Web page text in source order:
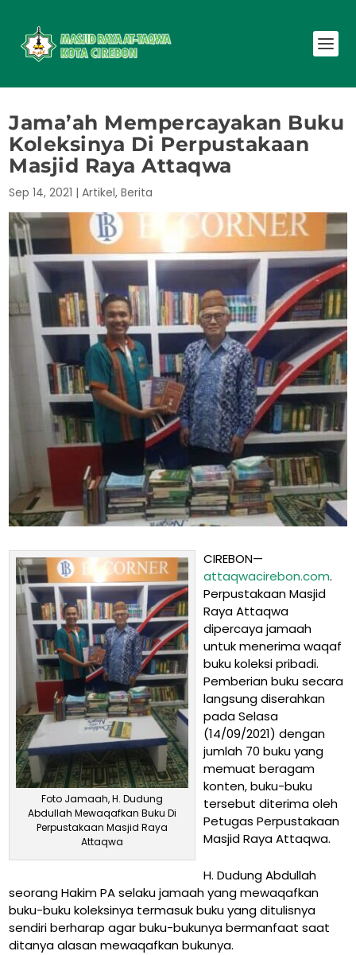
Jama’ah Mempercayakan Buku
Koleksinya Di Perpustakaan
Masjid Raya Attaqwa
Sep 14, 2021 |Artikel,Berita
Foto Jamaah, H. Dudung
Abdullah Mewaqafkan Buku Di
Perpustakaan Masjid Raya
Attaqwa
CIREBON—
attaqwacirebon.com.
Perpustakaan Masjid
Raya Attaqwa
dipercaya jamaah
untuk menerima waqaf
buku koleksi pribadi.
Pemberian buku secara
langsung diserahkan
pada Selasa
(14/09/2021) dengan
jumlah 70 buku yang
memuat beragam
konten, buku-buku
tersebut diterima oleh
Petugas Perpustakaan
Masjid Raya Attaqwa.
H. Dudung Abdullah
seorang Hakim PA selaku jamaah yang mewaqafkan
buku-buku koleksinya termasuk buku yang ditulisnya
sendiri berharap agar buku-bukunya bermanfaat saat
ditanya alasan mewaqafkan bukunya.